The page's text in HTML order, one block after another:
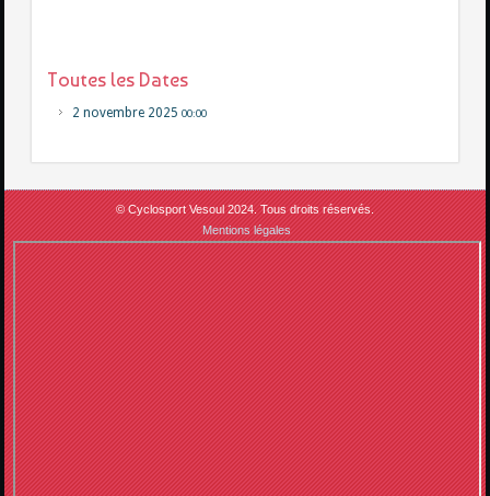
Toutes les Dates
2 novembre 202500:00
© Cyclosport Vesoul 2024. Tous droits réservés.
Mentions légales